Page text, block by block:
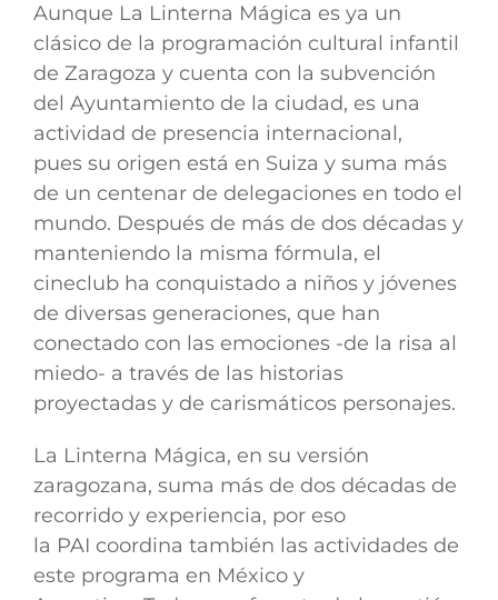
Aunque La Linterna Mágica es ya un
clásico de la programación cultural infantil
de Zaragoza y cuenta con la subvención
del Ayuntamiento de la ciudad, es una
actividad de presencia internacional,
pues su origen está en Suiza y suma más
de un centenar de delegaciones en todo el
mundo. Después de más de dos décadas y
manteniendo la misma fórmula, el
cineclub ha conquistado a niños y jóvenes
de diversas generaciones, que han
conectado con las emociones -de la risa al
miedo- a través de las historias
proyectadas y de carismáticos personajes.
La Linterna Mágica, en su versión
zaragozana, suma más de dos décadas de
recorrido y experiencia, por eso
la PAI coordina también las actividades de
este programa en México y